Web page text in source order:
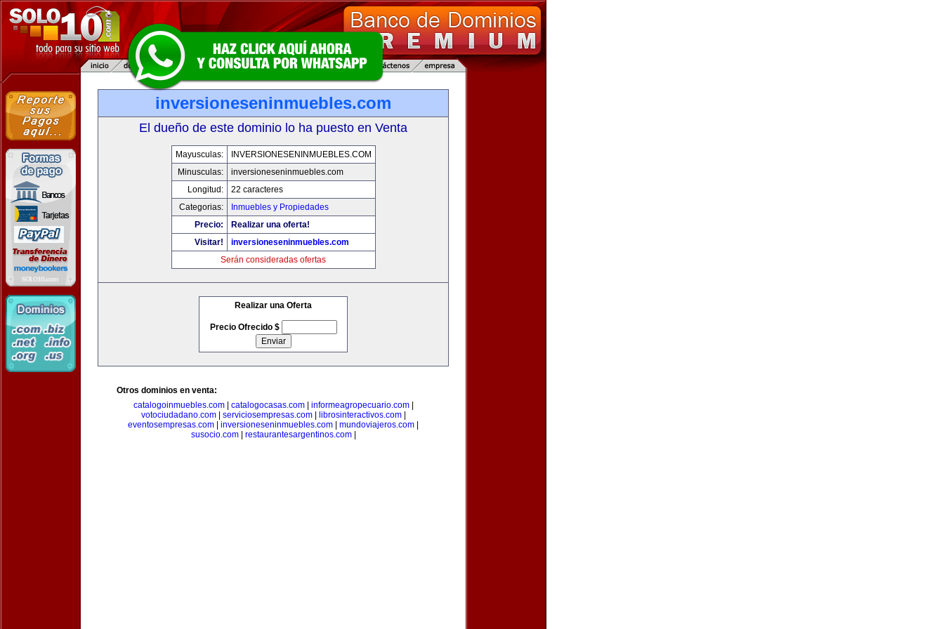
inversioneseninmuebles.com
El dueño de este dominio lo ha puesto en Venta
Mayusculas:
INVERSIONESENINMUEBLES.COM
Minusculas:
inversioneseninmuebles.com
Longitud:
22 caracteres
Categorias:
Inmuebles y Propiedades
Precio:
Realizar una oferta!
Visitar!
inversioneseninmuebles.com
Serán consideradas ofertas
Realizar una Oferta
Precio Ofrecido $
Otros dominios en venta:
catalogoinmuebles.com| catalogocasas.com| informeagropecuario.com|
votociudadano.com| serviciosempresas.com| librosinteractivos.com|
eventosempresas.com
inversioneseninmuebles.com mundoviajeros.com
susocio.com| restaurantesargentinos.com|